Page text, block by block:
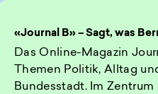
«Journal B» – Sagt, was
Das Online-Magazin
Themen Politik, Alltag
Bundesstadt. Im